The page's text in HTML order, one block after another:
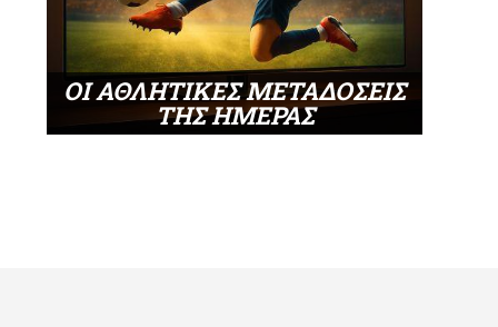
ΟΙ ΑΘΛΗΤΙΚΕΣ ΜΕΤΑΔΟΣΕΙΣ
ΤΗΣ ΗΜΕΡΑΣ